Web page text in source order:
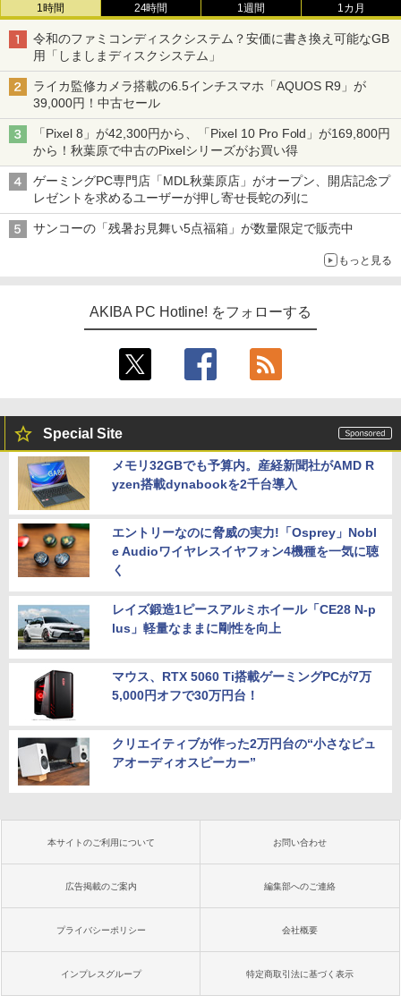
1時間 24時間 1週間 1カ月
令和のファミコンディスクシステム？安価に書き換え可能なGB
用「しましまディスクシステム」
ライカ監修カメラ搭載の6.5インチスマホ「AQUOS R9」が
39,000円！中古セール
「Pixel 8」が42,300円から、「Pixel 10 Pro Fold」が169,800円
から！秋葉原で中古のPixelシリーズがお買い得
ゲーミングPC専門店「MDL秋葉原店」がオープン、開店記念プ
レゼントを求めるユーザーが押し寄せ長蛇の列に
サンコーの「残暑お見舞い5点福箱」が数量限定で販売中
もっと見る
AKIBA PC Hotline! をフォローする
Special Site
メモリ32GBでも予算内。産経新聞社がAMD R
yzen搭載dynabookを2千台導入
エントリーなのに脅威の実力!「Osprey」Nobl
e Audioワイヤレスイヤフォン4機種を一気に聴
く
レイズ鍛造1ピースアルミホイール「CE28 N-p
lus」軽量なままに剛性を向上
マウス、RTX 5060 Ti搭載ゲーミングPCが7万
5,000円オフで30万円台！
クリエイティブが作った2万円台の“小さなピュ
アオーディオスピーカー”
本サイトのご利用について お問い合わせ
広告掲載のご案内 編集部へのご連絡
プライバシーポリシー 会社概要
インプレスグループ 特定商取引法に基づく表示